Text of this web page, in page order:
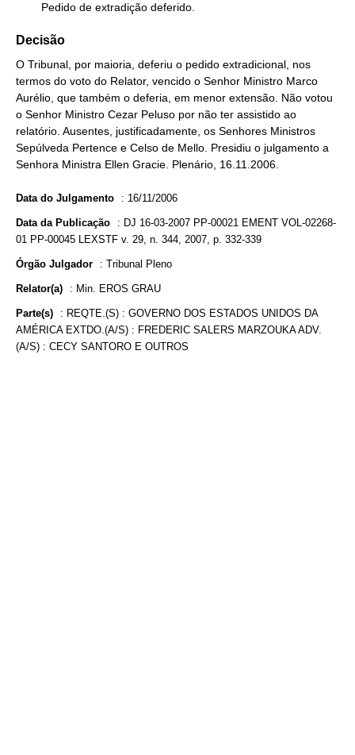
        Pedido de extradição deferido.
Decisão
O Tribunal, por maioria, deferiu o pedido extradicional, nos
termos do voto do Relator, vencido o Senhor Ministro Marco
Aurélio, que também o deferia, em menor extensão. Não votou
o Senhor Ministro Cezar Peluso por não ter assistido ao
relatório. Ausentes, justificadamente, os Senhores Ministros
Sepúlveda Pertence e Celso de Mello. Presidiu o julgamento a
Senhora Ministra Ellen Gracie. Plenário, 16.11.2006.
Data do Julgamento : 16/11/2006
Data da Publicação : DJ 16-03-2007 PP-00021 EMENT VOL-02268-
01 PP-00045 LEXSTF v. 29, n. 344, 2007, p. 332-339
Órgão Julgador : Tribunal Pleno
Relator(a) : Min. EROS GRAU
Parte(s) : REQTE.(S) : GOVERNO DOS ESTADOS UNIDOS DA
AMÉRICA EXTDO.(A/S) : FREDERIC SALERS MARZOUKA ADV.
(A/S) : CECY SANTORO E OUTROS